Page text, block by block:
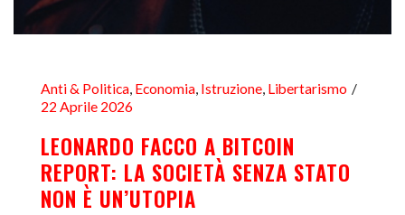
Anti & Politica, Economia, Istruzione, Libertarismo
22 Aprile 2026
LEONARDO FACCO A BITCOIN
REPORT: LA SOCIETÀ SENZA STATO
NON È UN’UTOPIA